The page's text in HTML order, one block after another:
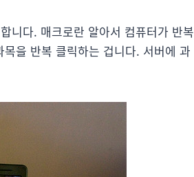
니다. 매크로란 알아서 컴퓨터가 반복
을 반복 클릭하는 겁니다. 서버에 과